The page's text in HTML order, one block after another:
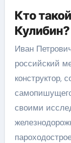
Кто
Кулибин?
Иван
российский
конструктор,
своими